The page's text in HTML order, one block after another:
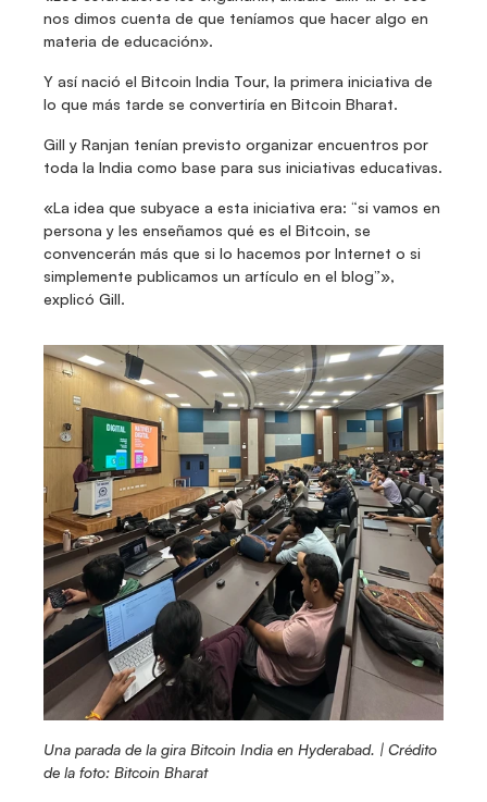
nos dimos cuenta de que teníamos que hacer algo en
materia de educación».
Y así nació el Bitcoin India Tour, la primera iniciativa de
lo que más tarde se convertiría en Bitcoin Bharat.
Gill y Ranjan tenían previsto organizar encuentros por
toda la India como base para sus iniciativas educativas.
«La idea que subyace a esta iniciativa era: “si vamos en
persona y les enseñamos qué es el Bitcoin, se
convencerán más que si lo hacemos por Internet o si
simplemente publicamos un artículo en el blog”»,
explicó Gill.
Una parada de la gira Bitcoin India en Hyderabad. | Crédito
de la foto: Bitcoin Bharat